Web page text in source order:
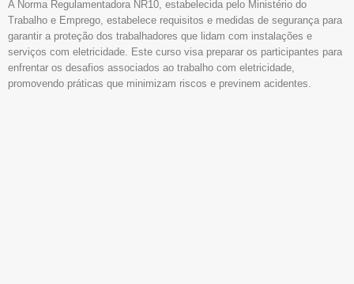
A Norma Regulamentadora NR10, estabelecida pelo Ministério do
Trabalho e Emprego, estabelece requisitos e medidas de segurança para
garantir a proteção dos trabalhadores que lidam com instalações e
serviços com eletricidade. Este curso visa preparar os participantes para
enfrentar os desafios associados ao trabalho com eletricidade,
promovendo práticas que minimizam riscos e previnem acidentes.